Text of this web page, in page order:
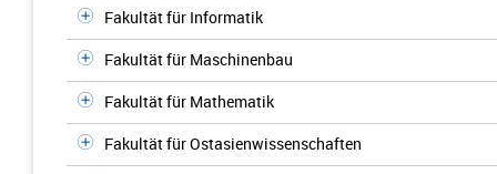
Fakultät für Informatik
Fakultät für Maschinenbau
Fakultät für Mathematik
Fakultät für Ostasienwissenschaften